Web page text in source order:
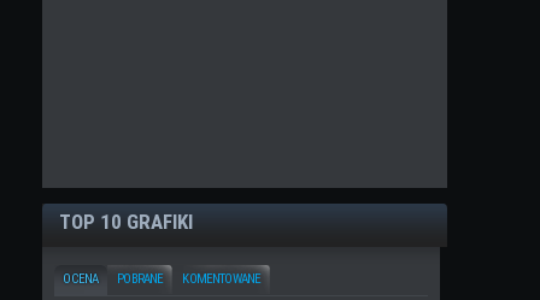
TOP 10 GRAFIKI
OCENA POBRANE KOMENTOWANE